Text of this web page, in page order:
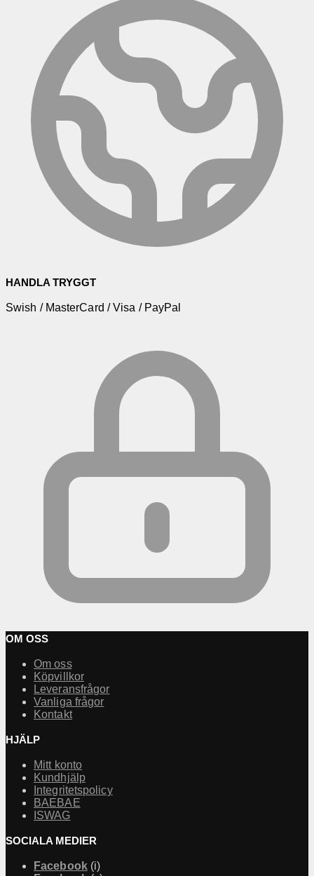
HANDLA TRYGGT
Swish / MasterCard / Visa / PayPal
OM OSS
Om oss
Köpvillkor
Leveransfrågor
Vanliga frågor
Kontakt
HJÄLP
Mitt konto
Kundhjälp
Integritetspolicy
BAEBAE
ISWAG
SOCIALA MEDIER
Facebook(i)